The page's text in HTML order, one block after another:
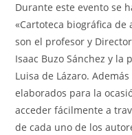
Durante este evento se
«Cartoteca biográfica de
son el profesor y
Isaac Buzo Sánchez y la
Luisa de Lázaro.
elaborados para la
acceder fácilmente a
de cada uno de los